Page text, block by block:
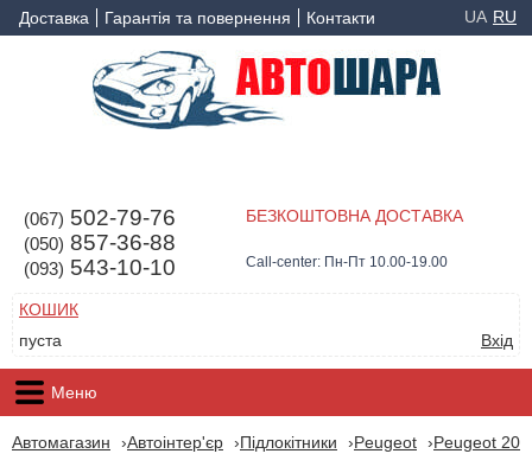
Доставка Гарантія та повернення Контакти UA RU
(067) 502-79-76
(050) 857-36-88
(093) 543-10-10
БЕЗКОШТОВНА ДОСТАВКА
Call-center: Пн-Пт 10.00-19.00
КОШИК
пуста
Вхід
Меню
Автомагазин Автоінтер'єр Підлокітники Peugeot Peugeot 207